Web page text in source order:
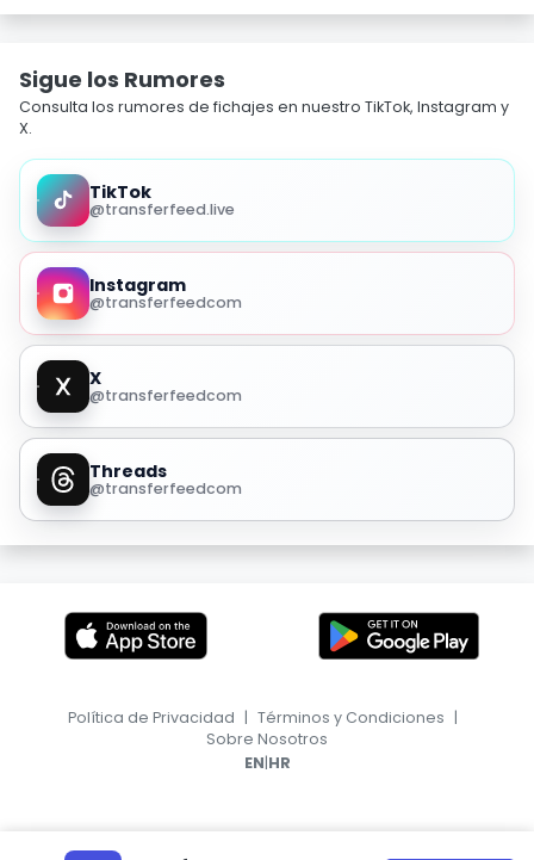
Sigue los Rumores
Consulta los rumores de fichajes en nuestro TikTok, Instagram y
X.
TikTok
@transferfeed.live
Instagram
@transferfeedcom
X
@transferfeedcom
Threads
@transferfeedcom
Política de Privacidad | Términos y Condiciones |
Sobre Nosotros
EN|HR